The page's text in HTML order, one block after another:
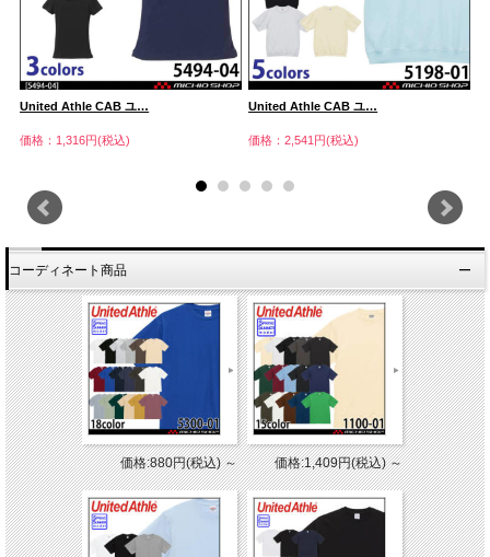
United Athle CAB ユ…
価格：1,316円(税込)
United Athle CAB ユ…
価格：2,541円(税込)
コーディネート商品
価格:880円(税込)～ 価格:1,409円(税込)～